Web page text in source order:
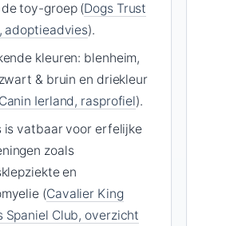
toy-groep (Dogs Trust
adoptieadvies).
kleuren: blenheim,
& bruin en driekleur
Ierland, rasprofiel).
is vatbaar voor erfelijke
zoals
en
(Cavalier King
Spaniel Club, overzicht